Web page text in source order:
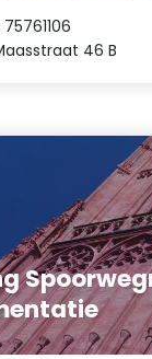
75761106
46 B